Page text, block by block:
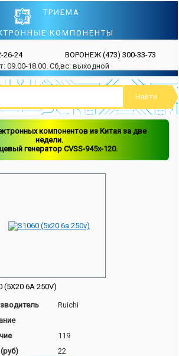
ТРИЕМА
КОМПОНЕНТЫ
26-24 ВОРОНЕЖ (473) 300-33-73
09.00-18.00. Сб,вс: выходной
компонентов из Китая за две
недели.
генератор CVSS-945x-120.
(5X20 6A 250V)
Ruichi
119
22